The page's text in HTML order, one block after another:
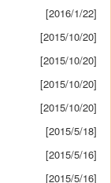
[2016/1/22]
[2015/10/20]
[2015/10/20]
[2015/10/20]
[2015/10/20]
[2015/5/18]
[2015/5/16]
[2015/5/16]